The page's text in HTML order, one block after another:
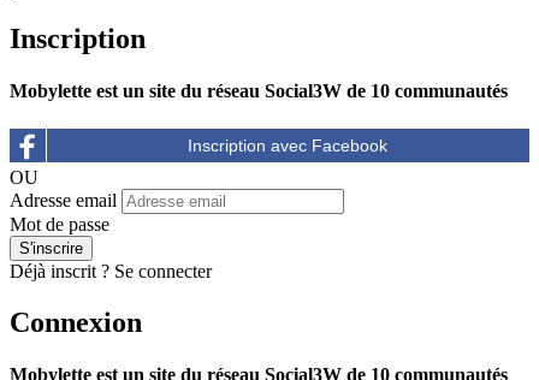
Inscription
Mobylette est un site du réseau Social3W de 10 communautés
OU
Adresse email
Mot de passe
Déjà inscrit ? Se connecter
Connexion
Mobylette est un site du réseau Social3W de 10 communautés